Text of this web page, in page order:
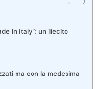
in Italy”: un illecito
ma con la medesima